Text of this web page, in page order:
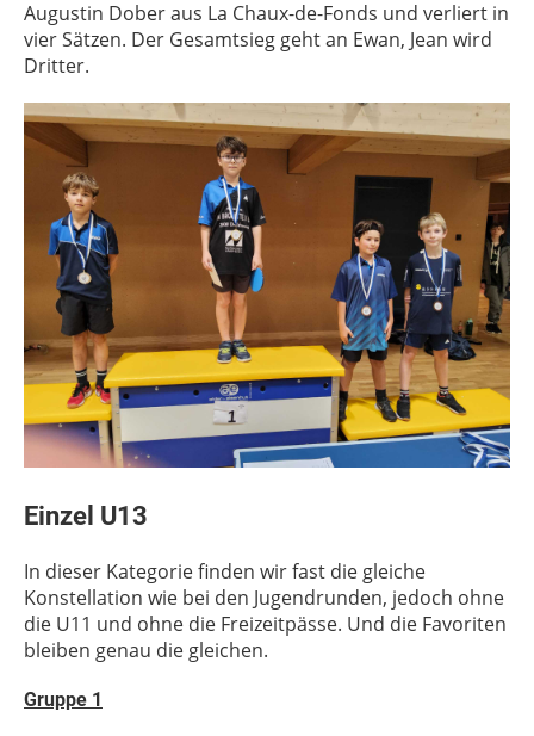
Augustin Dober aus La Chaux-de-Fonds und verliert in
vier Sätzen. Der Gesamtsieg geht an Ewan, Jean wird
Dritter.
Einzel U13
In dieser Kategorie finden wir fast die gleiche
Konstellation wie bei den Jugendrunden, jedoch ohne
die U11 und ohne die Freizeitpässe. Und die Favoriten
bleiben genau die gleichen.
Gruppe 1